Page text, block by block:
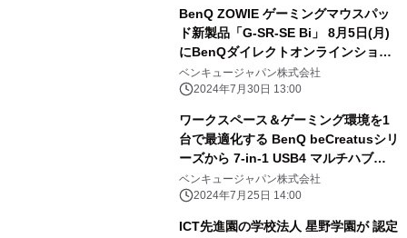
BenQ ZOWIE ゲーミングマウスパッ
ド新製品「G-SR-SE Bi」 8月5日(月)
にBenQダイレクトオンラインショッ
プにて発売！ ～より滑らかになった表
面で、 マウスの動かしやすさ・止めや
ベンキュージャパン株式会社
2024年7月30日 13:00
ワークスペース＆ゲーミング環境を1
台で最適化する BenQ beCreatusシリ
ーズから 7-in-1 USB4 マルチハブ
「GR10」を7月31日に新発売 ～7月
25日より、購入者を対象とした 発売
記念プレゼントキャンペーンを実施～
ベンキュージャパン株式会社
2024年7月25日 14:00
ICT先進園の学校法人 星野学園が 認定